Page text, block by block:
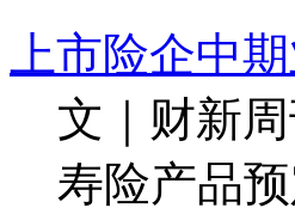
上市险企中
文｜财新
寿险产品